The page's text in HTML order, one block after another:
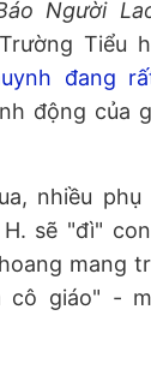
Người
Tiểu
đang
động của
nhiều
sẽ "đì"
mang
cô giáo" -